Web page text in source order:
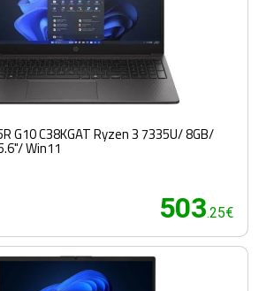
G10 C38KGAT Ryzen 3 7335U/ 8GB/
Win11
503.25€